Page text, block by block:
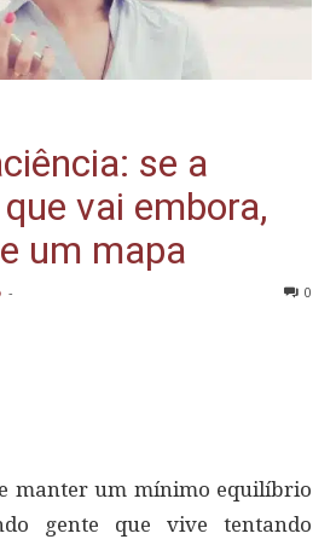
se a
vai embora,
um mapa
- 0
manter um mínimo equilíbrio
gente que vive tentando